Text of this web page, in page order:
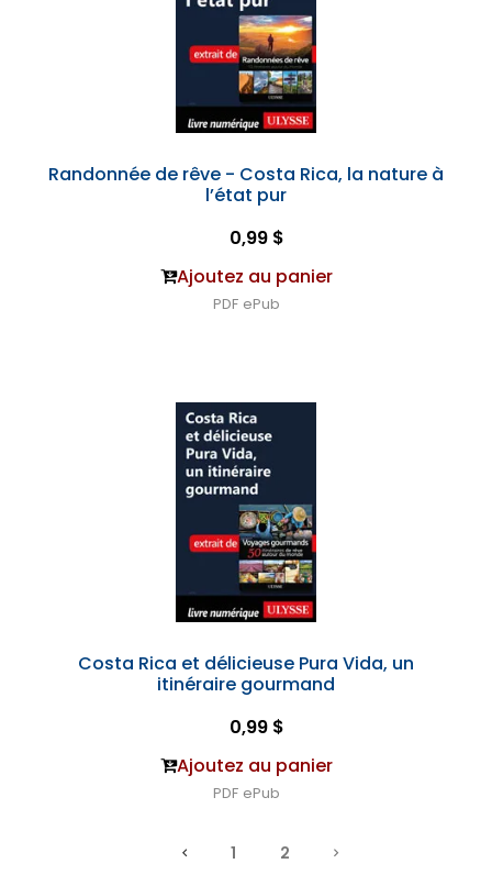
Randonnée de rêve - Costa Rica, la nature à
l’état pur
0,99 $
Ajoutez au panier
PDF ePub
Costa Rica et délicieuse Pura Vida, un
itinéraire gourmand
0,99 $
Ajoutez au panier
PDF ePub
1 2